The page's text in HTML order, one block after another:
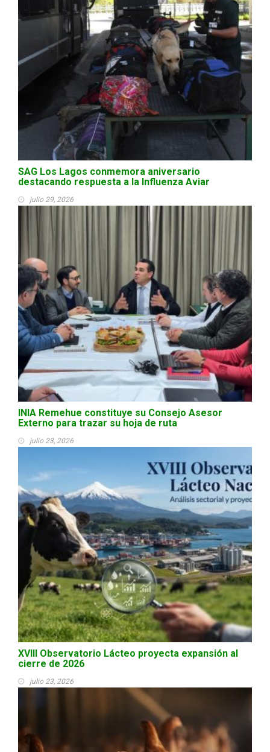
SAG Los Lagos conmemora aniversario
destacando respuesta a la Influenza Aviar
julio 29, 2026
INIA Remehue constituye su Consejo Asesor
Externo para trazar su hoja de ruta
julio 23, 2026
XVIII Observatorio Lácteo proyecta expansión al
cierre de 2026
julio 23, 2026